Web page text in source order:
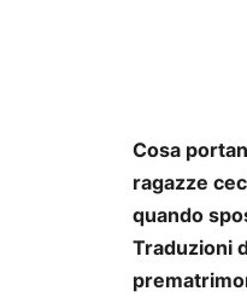
Cosa
ragazze
quando
Traduzioni